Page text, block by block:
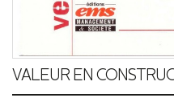
VALEUR EN